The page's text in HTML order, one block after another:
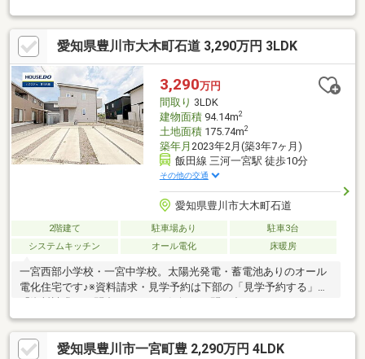
愛知県豊川市大木町石道 3,290万円 3LDK
3,290万円
間取り 3LDK
建物面積94.14m2
土地面積175.74m2
築年月 2023年2月(築3年7ヶ月)
飯田線 三河一宮駅 徒歩10分
その他の交通
愛知県豊川市大木町石道
2階建て 駐車場あり
駐車3台
システムキッチン
オール電化 床暖房
一宮西部小学校・一宮中学校。太陽光発電・蓄電池ありのオール
電化住宅です♪※資料請求・見学予約は下部の「見学予約する」
「資料請求・お問合せ」よりお気軽にお問い合わせください!
愛知県豊川市一宮町豊 2,290万円 4LDK